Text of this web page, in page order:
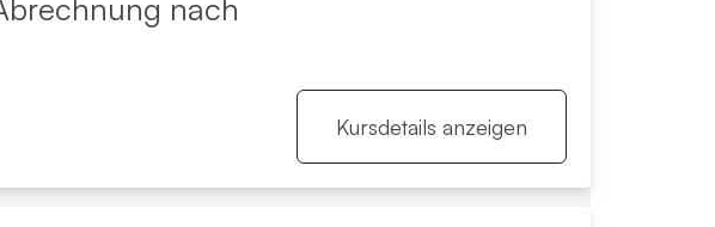
nach
Kursdetails anzeigen